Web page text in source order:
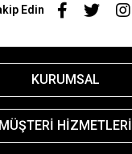
Edin
KURUMSAL
MÜŞTERİ HİZMETLERİ